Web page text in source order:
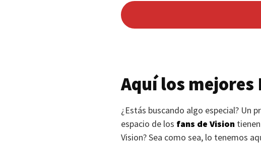
Aquí los mejores
¿Estás buscando algo especial? Un
espacio de los fans de Vision
Vision? Sea como sea, lo tenemos